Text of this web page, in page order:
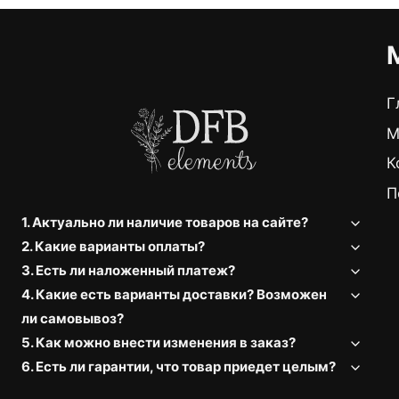
1. Актуально ли наличие товаров на сайте?
2. Какие варианты оплаты?
3. Есть ли наложенный платеж?
4. Какие есть варианты доставки? Возможен
ли самовывоз?
5. Как можно внести изменения в заказ?
6. Есть ли гарантии, что товар приедет целым?